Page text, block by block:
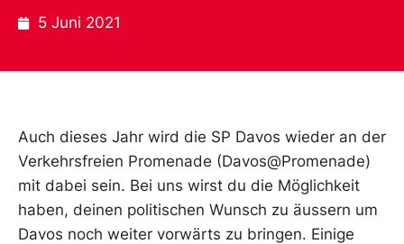
5 Juni 2021
Auch dieses Jahr wird die SP Davos wieder an der
Verkehrsfreien Promenade (Davos@Promenade)
mit dabei sein. Bei uns wirst du die Möglichkeit
haben, deinen politischen Wunsch zu äussern um
Davos noch weiter vorwärts zu bringen. Einige